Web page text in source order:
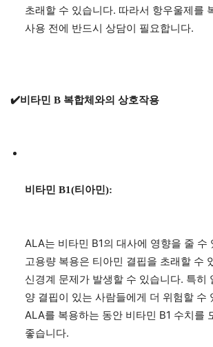
초래할 수 있습니다. 따라서 항우울제를
사용 전에 반드시 상담이 필요합니다.
✔️비타민 B 복합체와의 상호작용
비타민 B1(티아민):
ALA는 비타민 B1의 대사에 영향을 줄 수
고용량 복용은 티아민 결핍을 초래할 수
신경계 문제가 발생할 수 있습니다. 특히
양 결핍이 있는 사람들에게 더 위험할 수
ALA를 복용하는 동안 비타민 B1 수치를
좋습니다.